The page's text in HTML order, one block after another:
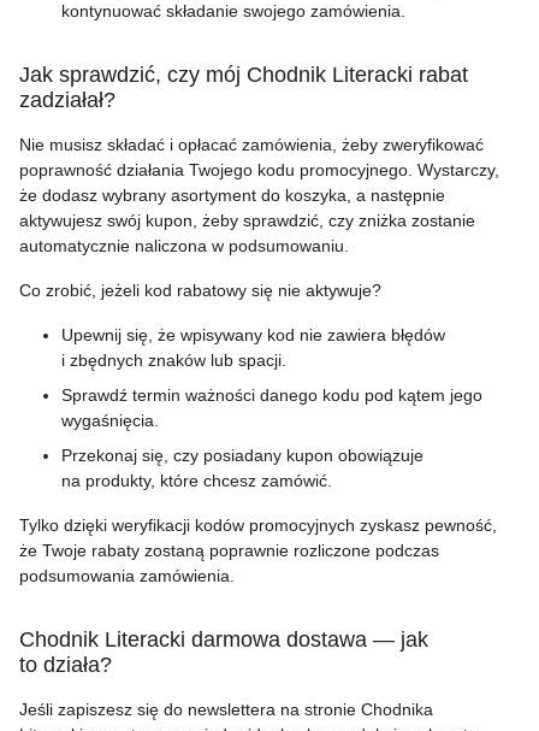
kontynuować składanie swojego zamówienia.
Jak sprawdzić, czy mój Chodnik Literacki rabat
zadziałał?
Nie musisz składać i opłacać zamówienia, żeby zweryfikować
poprawność działania Twojego kodu promocyjnego. Wystarczy,
że dodasz wybrany asortyment do koszyka, a następnie
aktywujesz swój kupon, żeby sprawdzić, czy zniżka zostanie
automatycznie naliczona w podsumowaniu.
Co zrobić, jeżeli kod rabatowy się nie aktywuje?
Upewnij się, że wpisywany kod nie zawiera błędów
i zbędnych znaków lub spacji.
Sprawdź termin ważności danego kodu pod kątem jego
wygaśnięcia.
Przekonaj się, czy posiadany kupon obowiązuje
na produkty, które chcesz zamówić.
Tylko dzięki weryfikacji kodów promocyjnych zyskasz pewność,
że Twoje rabaty zostaną poprawnie rozliczone podczas
podsumowania zamówienia.
Chodnik Literacki darmowa dostawa — jak
to działa?
Jeśli zapiszesz się do newslettera na stronie Chodnika